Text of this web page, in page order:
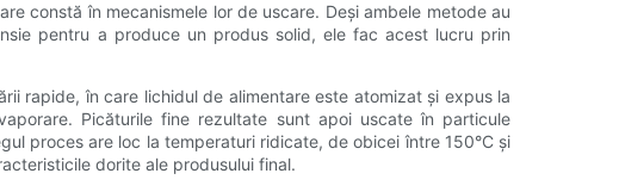
constă în mecanismele lor de uscare. Deși ambele metode au
pentru a produce un produs solid, ele fac acest lucru prin
rapide, în care lichidul de alimentare este atomizat și expus la
Picăturile fine rezultate sunt apoi uscate în particule
proces are loc la temperaturi ridicate, de obicei între 150°C și
dorite ale produsului final.